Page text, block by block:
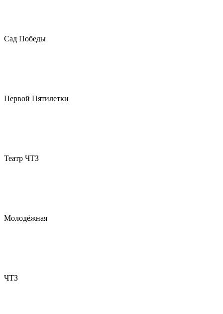
Сад Победы
Первой Пятилетки
Театр ЧТЗ
Молодёжная
ЧТЗ